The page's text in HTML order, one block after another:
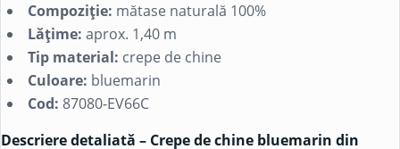
Compoziție: mătase naturală 100%
Lățime: aprox. 1,40 m
Tip material: crepe de chine
Culoare: bluemarin
Cod: 87080-EV66C
Descriere detaliată – Crepe de chine bluemarin din